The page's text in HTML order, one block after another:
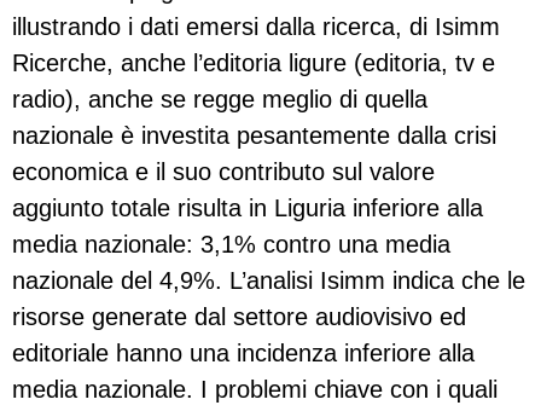
illustrando i dati emersi dalla ricerca, di Isimm
Ricerche, anche l’editoria ligure (editoria, tv e
radio), anche se regge meglio di quella
nazionale è investita pesantemente dalla crisi
economica e il suo contributo sul valore
aggiunto totale risulta in Liguria inferiore alla
media nazionale: 3,1% contro una media
nazionale del 4,9%. L’analisi Isimm indica che le
risorse generate dal settore audiovisivo ed
editoriale hanno una incidenza inferiore alla
media nazionale. I problemi chiave con i quali